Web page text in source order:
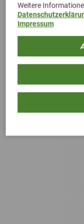
Weitere
Impressum